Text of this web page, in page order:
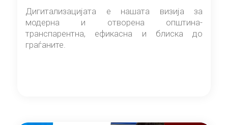
Дигитализацијата е нашата визија за
модерна и отворена општина-
транспарентна, ефикасна и блиска до
граѓаните.